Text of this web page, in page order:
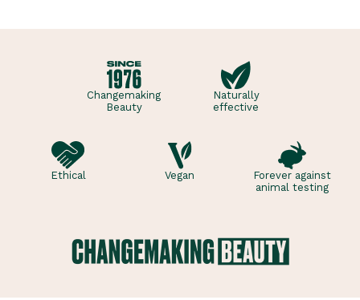
Changemaking
Beauty
Naturally
effective
Ethical Vegan
Forever against
animal testing